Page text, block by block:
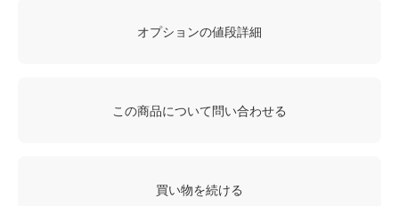
オプションの値段詳細
この商品について問い合わせる
買い物を続ける